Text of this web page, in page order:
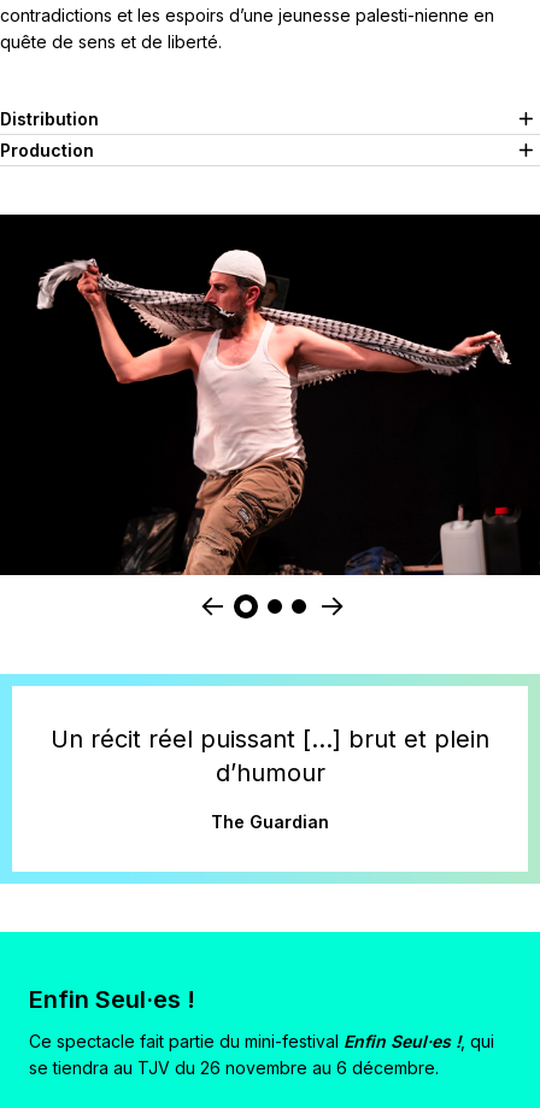
contradictions et les espoirs d’une jeunesse palesti-nienne en
quête de sens et de liberté.
Distribution
Production
Un récit réel puissant […] brut et plein
d’humour
The Guardian
Enfin Seul·es !
Ce spectacle fait partie du mini-festival Enfin Seul·es !, qui
se tiendra au TJV du 26 novembre au 6 décembre.